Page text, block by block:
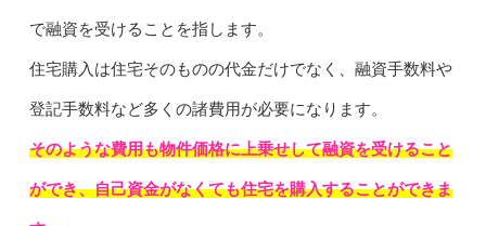
で融資を受けることを指します。
住宅購入は住宅そのものの代金だけでなく、融資手数料や
登記手数料など多くの諸費用が必要になります。
そのような費用も物件価格に上乗せして融資を受けること
ができ、自己資金がなくても住宅を購入することができま